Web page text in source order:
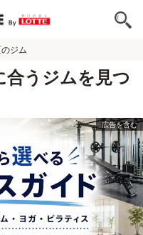
ジム
合うジムを見つ